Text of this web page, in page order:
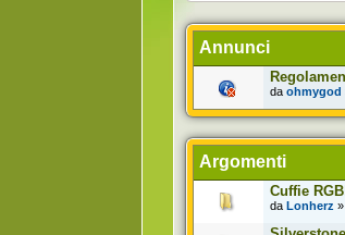
Annunci
da ohmygod
Argomenti
Cuffie
da Lonherz